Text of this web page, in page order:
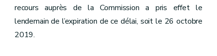
recours auprès de la Commission a pris effet le
lendemain de l’expiration de ce délai, soit le 26 octobre
2019.